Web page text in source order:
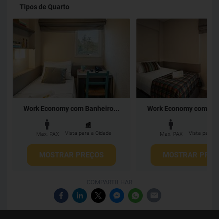
Tipos de Quarto
Work Economy com Banheiro...
Max. PAX Vista para a Cidade
MOSTRAR PREÇOS
Work Economy com
Max. PAX Vista para a
MOSTRAR